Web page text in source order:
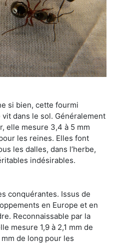
si bien, cette fourmi
dans le sol. Généralement
elle mesure 3,4 à 5 mm
les reines. Elles font
les dalles, dans l’herbe,
indésirables.
conquérantes. Issus de
en Europe et en
Reconnaissable par la
mesure 1,9 à 2,1 mm de
de long pour les